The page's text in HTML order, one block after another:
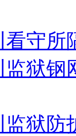
看守所
监狱钢
监狱防